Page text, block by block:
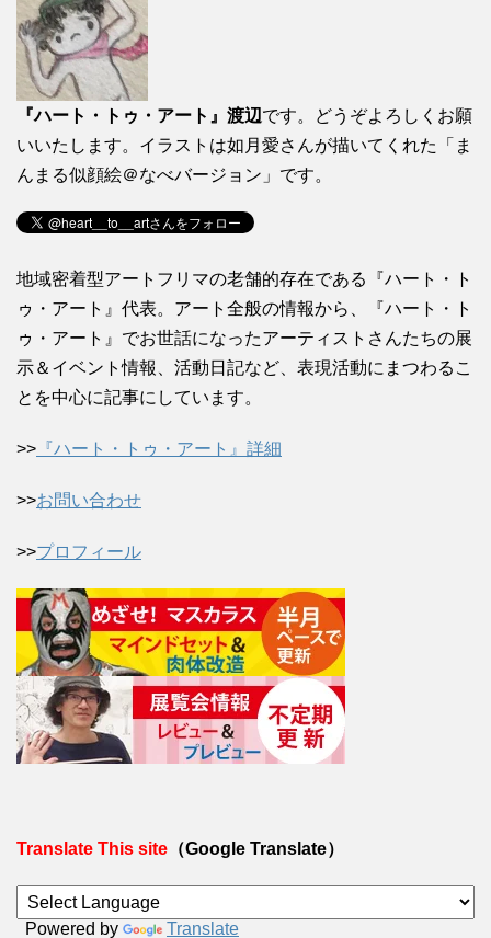
『ハート・トゥ・アート』渡辺です。どうぞよろしくお願
いいたします。イラストは如月愛さんが描いてくれた「ま
んまる似顔絵＠なべバージョン」です。
地域密着型アートフリマの老舗的存在である『ハート・ト
ゥ・アート』代表。アート全般の情報から、『ハート・ト
ゥ・アート』でお世話になったアーティストさんたちの展
示＆イベント情報、活動日記など、表現活動にまつわるこ
とを中心に記事にしています。
>> 『ハート・トゥ・アート』詳細
>>お問い合わせ
>>プロフィール
Translate This site （Google Translate）
Powered by Translate